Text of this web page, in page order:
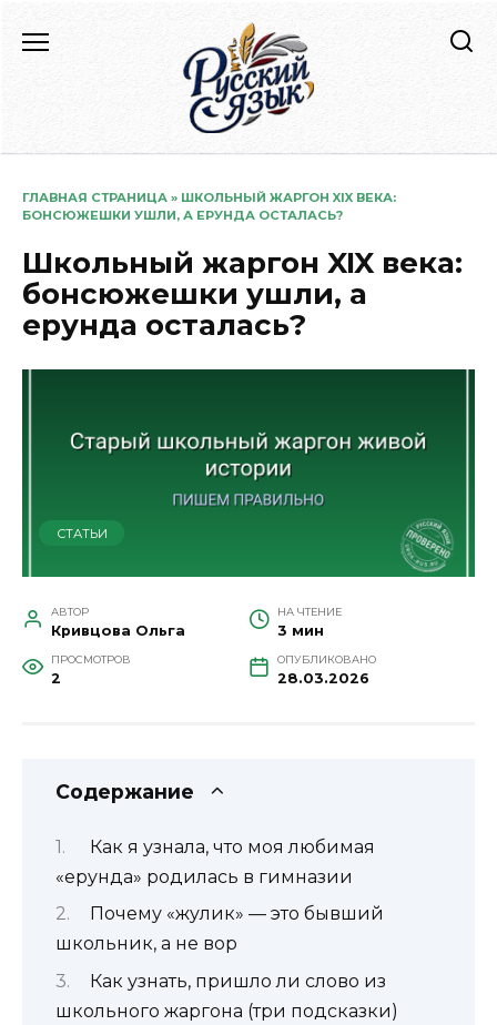
содержанию
ГЛАВНАЯ СТРАНИЦА » ШКОЛЬНЫЙ ЖАРГОН XIX ВЕКА:
БОНСЮЖЕШКИ УШЛИ, А ЕРУНДА ОСТАЛАСЬ?
Школьный жаргон XIX века:
бонсюжешки ушли, а
ерунда осталась?
СТАТЬИ
АВТОР
Кривцова Ольга
НА ЧТЕНИЕ
3 мин
ПРОСМОТРОВ
2
ОПУБЛИКОВАНО
28.03.2026
Содержание
Как я узнала, что моя любимая
«ерунда» родилась в гимназии
Почему «жулик» — это бывший
школьник, а не вор
Как узнать, пришло ли слово из
школьного жаргона (три подсказки)